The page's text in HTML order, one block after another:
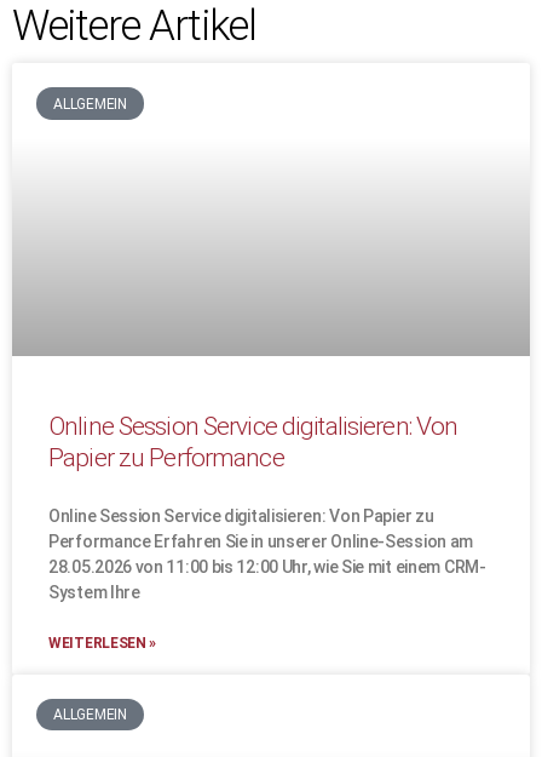
Weitere Artikel
ALLGEMEIN
Online Session Service digitalisieren: Von
Papier zu Performance
Online Session Service digitalisieren: Von Papier zu
Performance Erfahren Sie in unserer Online-Session am
28.05.2026 von 11:00 bis 12:00 Uhr, wie Sie mit einem CRM-
System Ihre
WEITERLESEN »
ALLGEMEIN